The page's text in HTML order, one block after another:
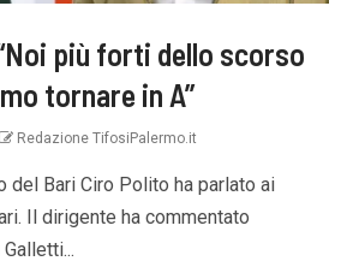
più forti dello scorso
tornare in A”
Redazione TifosiPalermo.it
del Bari Ciro Polito ha parlato ai
Il dirigente ha commentato